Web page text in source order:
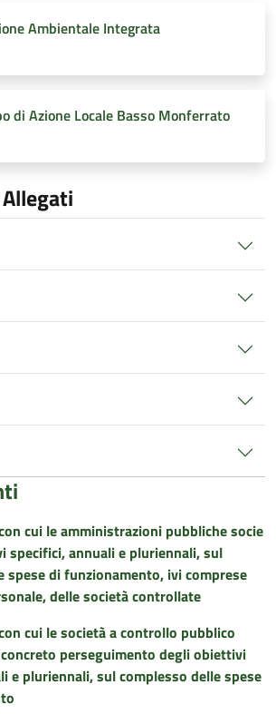
Ambientale Integrata
di Azione Locale Basso Monferrato
cui le amministrazioni pubbliche socie
specifici, annuali e pluriennali, sul
spese di funzionamento, ivi comprese
delle società controllate
cui le società a controllo pubblico
perseguimento degli obiettivi
e pluriennali, sul complesso delle spese